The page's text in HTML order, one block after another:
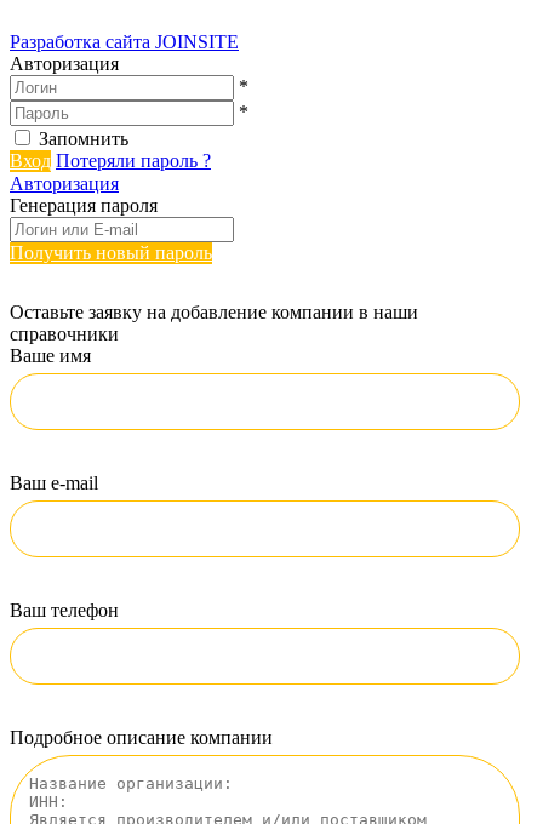
Разработка сайта JOINSITE
Авторизация
*
*
Запомнить
Вход Потеряли пароль ?
Авторизация
Генерация пароля
Получить новый пароль
Оставьте заявку на добавление компании в наши
справочники
Ваше имя
Ваш e-mail
Ваш телефон
Подробное описание компании